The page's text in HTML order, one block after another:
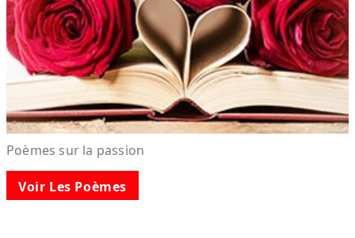
Poèmes sur la passion
Voir Les Poèmes